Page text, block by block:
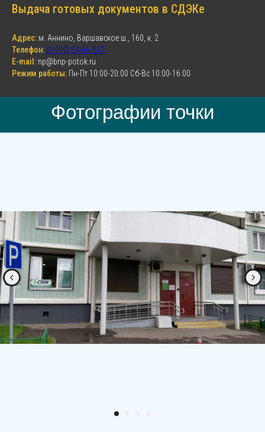
Выдача готовых документов в СДЭКе
Адрес: м. Аннино, Варшавское ш., 160, к. 2
Телефон: 8 (499) 34-66-811
E-mail: np@bnp-potok.ru
Режим работы: Пн-Пт 10:00-20:00 Сб-Вс 10:00-16:00
Фотографии точки